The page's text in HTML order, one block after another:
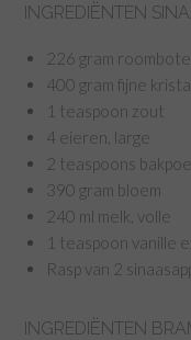
INGREDIËNTEN
226 gram
400 gram fijne
1 teaspoon zout
4 eieren, large
2 teaspoons
390 gram bloem
240 ml melk, volle
1 teaspoon vanille
Rasp van 2
INGREDIËNTEN